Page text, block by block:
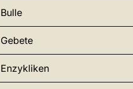
Bulle
Gebete
Enzykliken